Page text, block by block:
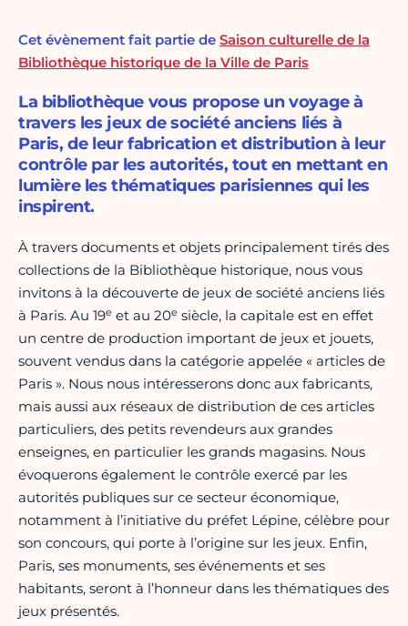
Cet évènement fait partie de Saison culturelle de la
Bibliothèque historique de la Ville de Paris
La bibliothèque vous propose un voyage à
travers les jeux de société anciens liés à
Paris, de leur fabrication et distribution à leur
contrôle par les autorités, tout en mettant en
lumière les thématiques parisiennes qui les
inspirent.
À travers documents et objets principalement tirés des
collections de la Bibliothèque historique, nous vous
invitons à la découverte de jeux de société anciens liés
à Paris. Au 19e et au 20e siècle, la capitale est en effet
un centre de production important de jeux et jouets,
souvent vendus dans la catégorie appelée « articles de
Paris ». Nous nous intéresserons donc aux fabricants,
mais aussi aux réseaux de distribution de ces articles
particuliers, des petits revendeurs aux grandes
enseignes, en particulier les grands magasins. Nous
évoquerons également le contrôle exercé par les
autorités publiques sur ce secteur économique,
notamment à l’initiative du préfet Lépine, célèbre pour
son concours, qui porte à l’origine sur les jeux. Enfin,
Paris, ses monuments, ses événements et ses
habitants, seront à l’honneur dans les thématiques des
jeux présentés.